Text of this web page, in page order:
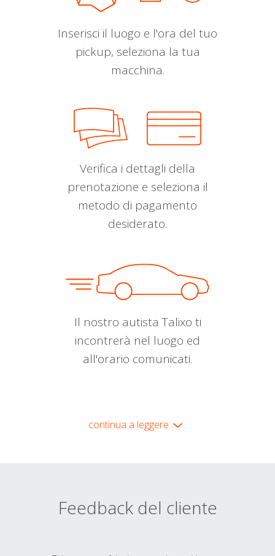
Inserisci il luogo e l'ora del tuo
pickup, seleziona la tua
macchina.
Verifica i dettagli della
prenotazione e seleziona il
metodo di pagamento
desiderato.
Il nostro autista Talixo ti
incontrerà nel luogo ed
all'orario comunicati.
continua a leggere
Feedback del cliente